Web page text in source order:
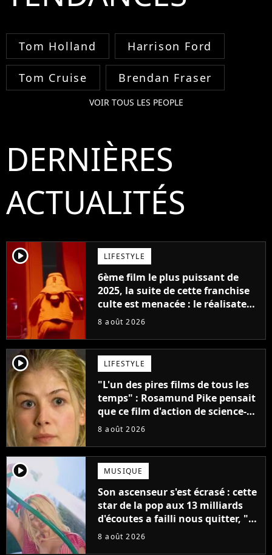
Tom Holland Harrison Ford
Tom Cruise Brendan Fraser
VOIR TOUS LES PEOPLE
DERNIÈRES
ACTUALITÉS
player2 LIFESTYLE
6ème film le plus puissant de
2025, la suite de cette franchise
culte est menacée : le réalisateur
claque la porte pour "différends
8 août 2026
player2 LIFESTYLE
"L'un des pires films de tous les
temps" : Rosamund Pike pensait
que ce film d'action de science-
fiction avec Dwayne Johnson
8 août 2026
player2 MUSIQUE
Son ascenseur s'est écrasé : cette
star de la pop aux 13 milliards
d'écoutes a failli nous quitter, "Je
pensais ne plus jamais chanter"
8 août 2026